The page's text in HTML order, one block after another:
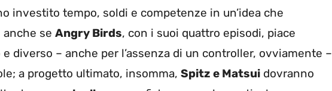
investito tempo, soldi e competenze in un’idea che
se Angry Birds, con i suoi quattro episodi, piace
diverso – anche per l’assenza di un controller, ovviamente –
a progetto ultimato, insomma, Spitz e Matsui dovranno